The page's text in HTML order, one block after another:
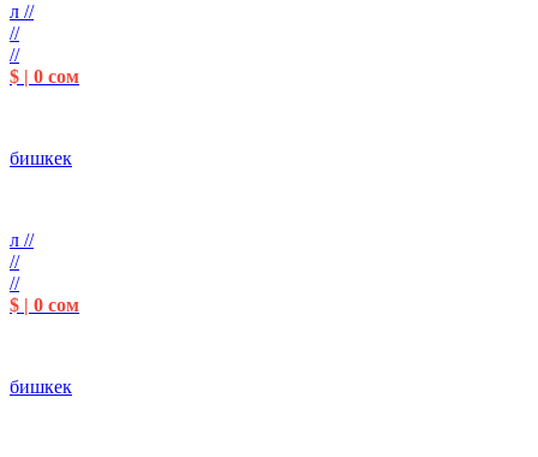
л //
//
//
$ | 0 сом
бишкек
л //
//
//
$ | 0 сом
бишкек